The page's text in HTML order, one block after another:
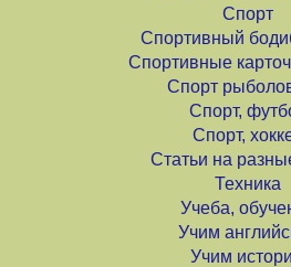
Спорт
Спортивный
Спортивные
Спорт
Спорт,
Спорт,
Статьи на
Техника
Учеба,
Учим
Учим